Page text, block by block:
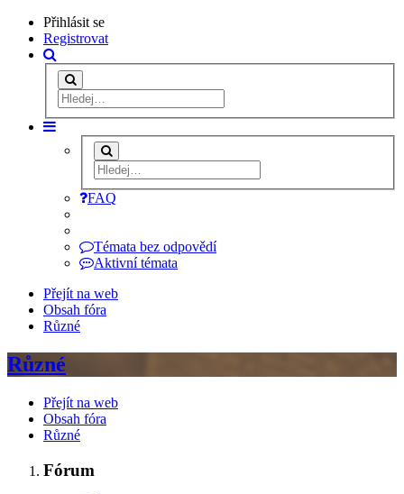
Přihlásit se
Registrovat
FAQ
Témata bez odpovědí
Aktivní témata
Přejít na web
Obsah fóra
Různé
Různé
Přejít na web
Obsah fóra
Různé
Fórum